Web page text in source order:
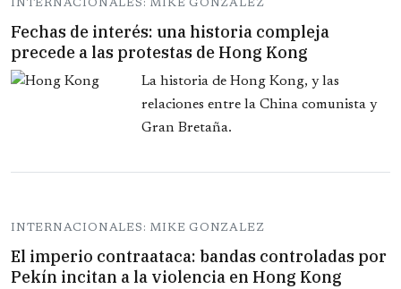
INTERNACIONALES: MIKE GONZALEZ
Fechas de interés: una historia compleja
precede a las protestas de Hong Kong
La historia de Hong Kong, y las
relaciones entre la China comunista y
Gran Bretaña.
INTERNACIONALES: MIKE GONZALEZ
El imperio contraataca: bandas controladas por
Pekín incitan a la violencia en Hong Kong